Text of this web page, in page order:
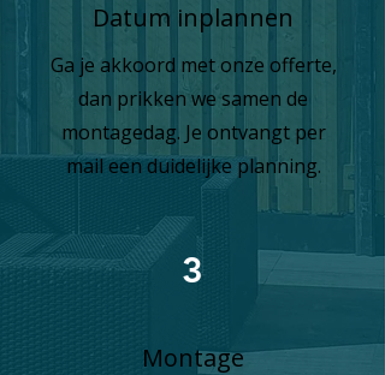
Datum inplannen
Ga je akkoord met onze offerte,
dan prikken we samen de
montagedag. Je ontvangt per
mail een duidelijke planning.
3
Montage